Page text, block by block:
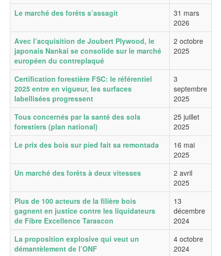
Le marché des forêts s’assagit
31 mars
2026
Avec l’acquisition de Joubert Plywood, le
japonais Nankai se consolide sur le marché
européen du contreplaqué
2 octobre
2025
Certification forestière FSC: le référentiel
2025 entre en vigueur, les surfaces
labellisées progressent
3
septembre
2025
Tous concernés par la santé des sols
forestiers (plan national)
25 juillet
2025
Le prix des bois sur pied fait sa remontada
16 mai
2025
Un marché des forêts à deux vitesses
2 avril
2025
Plus de 100 acteurs de la filière bois
gagnent en justice contre les liquidateurs
de Fibre Excellence Tarascon
13
décembre
2024
La proposition explosive qui veut un
démantèlement de l’ONF
4 octobre
2024